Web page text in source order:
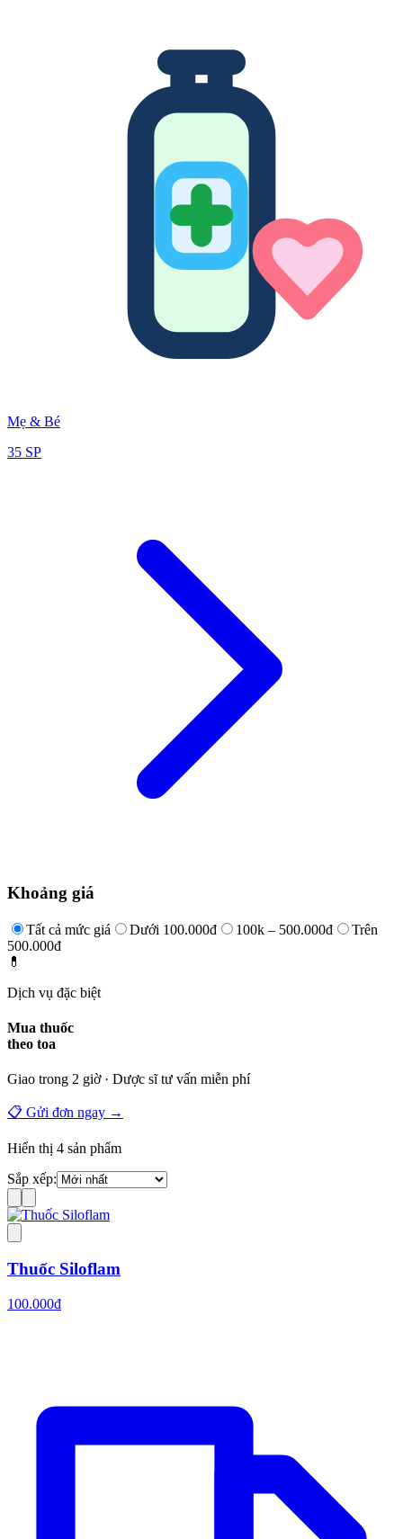
Mẹ & Bé
35 SP
Khoảng giá
Tất cả mức giá Dưới 100.000đ 100k – 500.000đ
Trên
500.000đ
💊
Dịch vụ đặc biệt
Mua thuốc
theo toa
Giao trong 2 giờ · Dược sĩ tư vấn miễn phí
📋 Gửi đơn ngay →
Hiển thị 4 sản phẩm
Sắp xếp:
Thuốc Siloflam
100.000đ